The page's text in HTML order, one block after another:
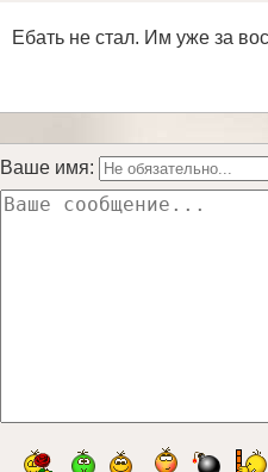
Ебать не стал. Им уже за
Ваше имя: